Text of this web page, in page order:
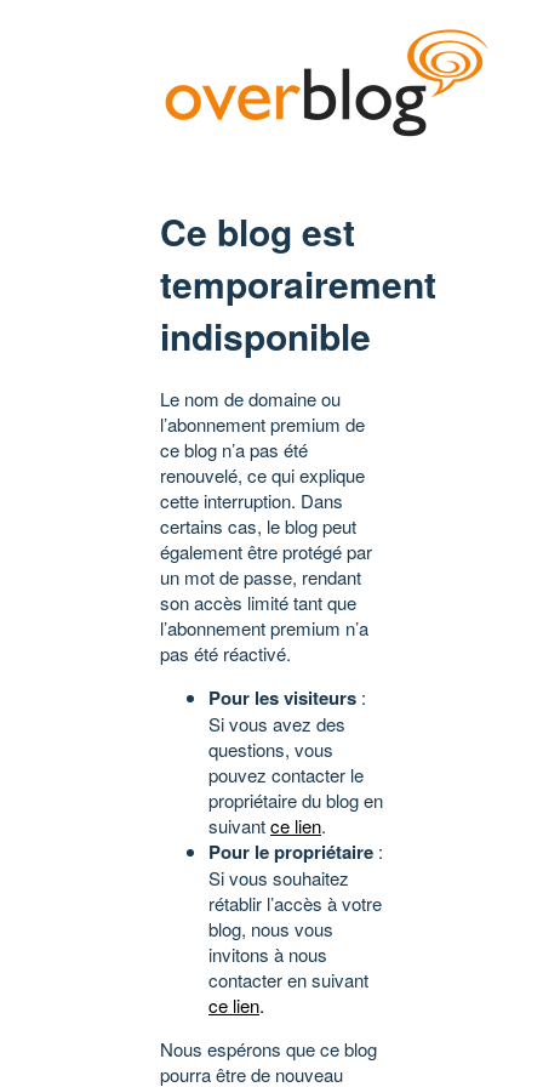
Ce blog est
temporairement
indisponible
Le nom de domaine ou
l’abonnement premium de
ce blog n’a pas été
renouvelé, ce qui explique
cette interruption. Dans
certains cas, le blog peut
également être protégé par
un mot de passe, rendant
son accès limité tant que
l’abonnement premium n’a
pas été réactivé.
Pour les visiteurs :
Si vous avez des
questions, vous
pouvez contacter le
propriétaire du blog en
suivantce lien.
Pour le propriétaire :
Si vous souhaitez
rétablir l’accès à votre
blog, nous vous
invitons à nous
contacter en suivant
ce lien.
Nous espérons que ce blog
pourra être de nouveau